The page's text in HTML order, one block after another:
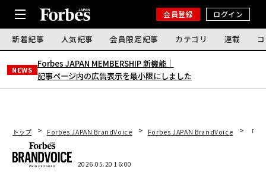
会員登録 ログイン
新着記事 人気記事 会員限定記事 カテゴリ 連載
NEWS
Forbes JAPAN MEMBERSHIP 新機能｜
記事ページ内の広告表示を最小限にしました
トップ Forbes JAPAN BrandVoice Forbes JAPAN BrandVoice 「
2026.05.20 16:00